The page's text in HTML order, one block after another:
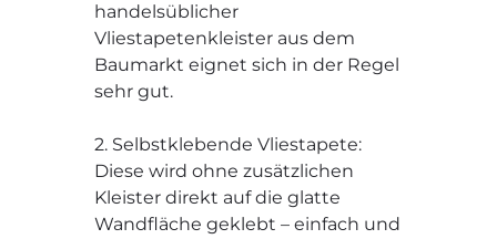
handelsüblicher
Vliestapetenkleister aus dem
Baumarkt eignet sich in der Regel
sehr gut.
2. Selbstklebende Vliestapete:
Diese wird ohne zusätzlichen
Kleister direkt auf die glatte
Wandfläche geklebt – einfach und